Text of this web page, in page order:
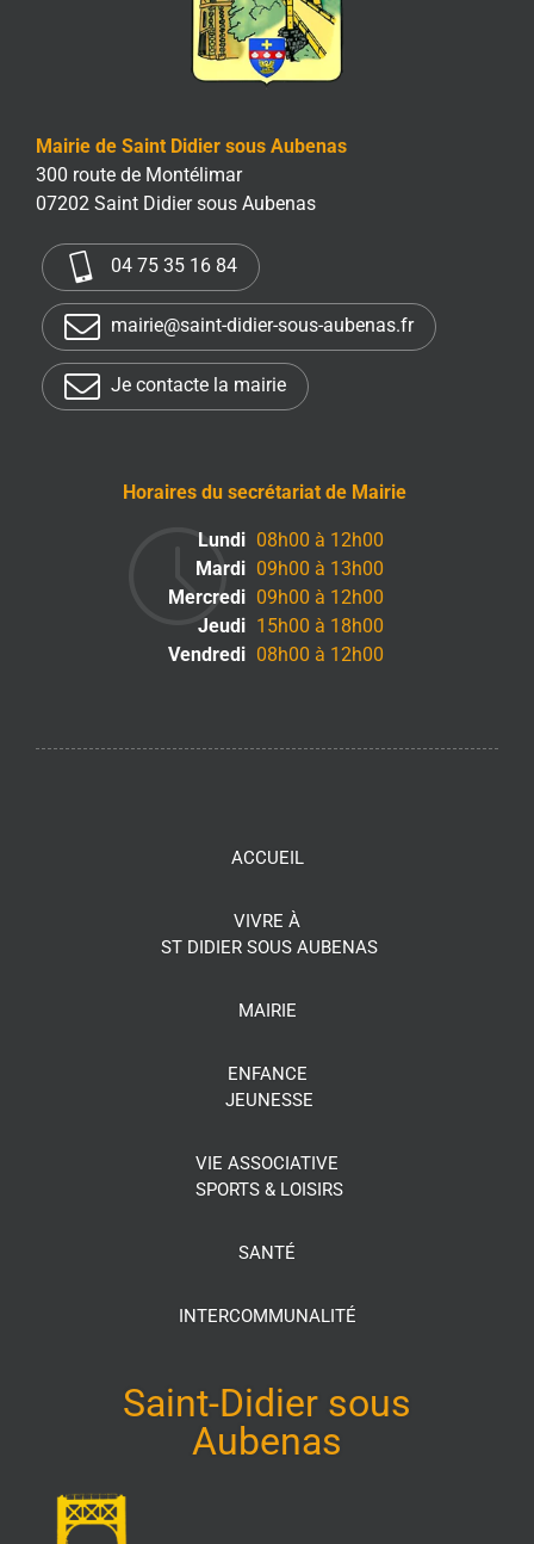
Mairie de Saint Didier sous Aubenas
300 route de Montélimar
07202 Saint Didier sous Aubenas
04 75 35 16 84
mairie@saint-didier-sous-aubenas.fr
Je contacte la mairie
Horaires du secrétariat de Mairie
Lundi 08h00 à 12h00
Mardi 09h00 à 13h00
Mercredi 09h00 à 12h00
Jeudi 15h00 à 18h00
Vendredi 08h00 à 12h00
ACCUEIL
VIVRE À
ST DIDIER SOUS AUBENAS
MAIRIE
ENFANCE
JEUNESSE
VIE ASSOCIATIVE
SPORTS & LOISIRS
SANTÉ
INTERCOMMUNALITÉ
Saint-Didier sous
Aubenas